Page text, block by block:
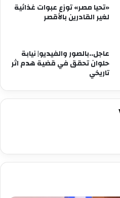
«تحيا مصر» توزع عبوات غذائية
لغير القادرين بالأقصر
عاجل..بالصور والفيديو| نيابة
حلوان تحقق في قضية هدم اثر
تاريخي